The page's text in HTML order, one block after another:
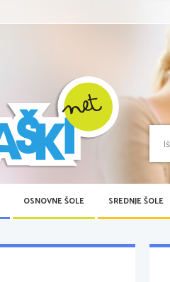
OSNOVNE ŠOLE SREDNJE ŠOLE